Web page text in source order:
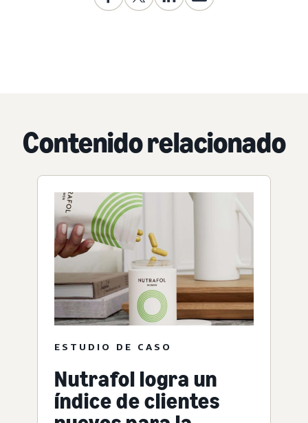
Contenido relacionado
ESTUDIO DE CASO
Nutrafol logra un
índice de clientes